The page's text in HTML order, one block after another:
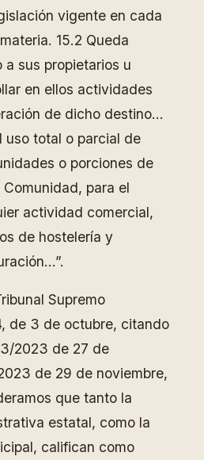
vigente en cada
15.2 Queda
sus propietarios u
en ellos actividades
de dicho destino…
uso total o parcial de
o porciones de
para el
actividad comercial,
de hostelería y
Supremo
de 3 de octubre, citando
2023 de 27 de
de 29 de noviembre,
que tanto la
estatal, como la
califican como